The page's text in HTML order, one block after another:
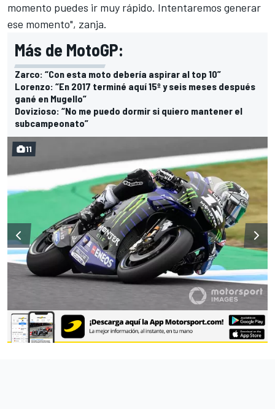
momento puedes ir muy rápido. Intentaremos generar
ese momento", zanja.
Más de MotoGP:
Zarco: “Con esta moto debería aspirar al top 10”
Lorenzo: “En 2017 terminé aquí 15º y seis meses después
gané en Mugello”
Dovizioso: “No me puedo dormir si quiero mantener el
subcampeonato”
11